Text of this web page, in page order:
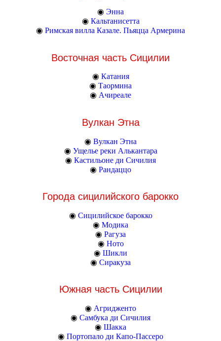
◉ Энна
◉ Кальтанисетта
◉ Римская вилла Казале. Пьяцца Армерина
Восточная часть Сицилии
◉ Катания
◉ Таормина
◉ Ачиреале
Вулкан Этна
◉ Вулкан Этна
◉ Ущелье реки Алькантара
◉ Кастильоне ди Сичилия
◉ Рандаццо
Города сицилийского барокко
◉ Сицилийское барокко
◉ Модика
◉ Рагуза
◉ Ното
◉ Шикли
◉ Сиракуза
Южная часть Сицилии
◉ Агридженто
◉ Самбука ди Сичилия
◉ Шакка
◉ Портопало ди Капо-Пассеро